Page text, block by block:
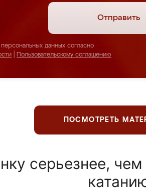
Отправить
данных согласно
Пользовательскому соглашению
ПОСМОТРЕТЬ
серьезнее,